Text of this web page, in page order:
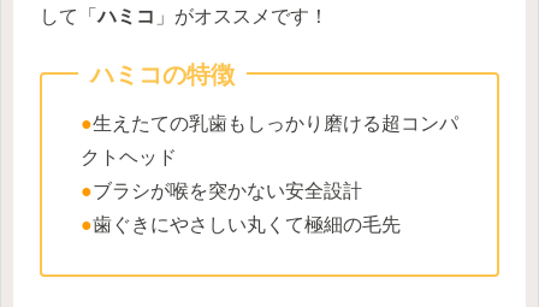
して「ハミコ 」がオススメです！
ハミコの特徴
●生えたての乳歯もしっかり磨ける超コンパ
クトヘッド
●ブラシが喉を突かない安全設計
●歯ぐきにやさしい丸くて極細の毛先